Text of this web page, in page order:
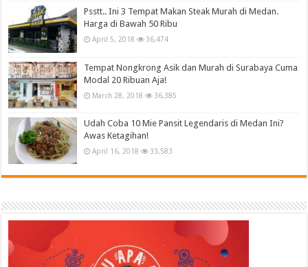
Psstt.. Ini 3 Tempat Makan Steak Murah di Medan.
Harga di Bawah 50 Ribu
April 5, 2018 36,474
Tempat Nongkrong Asik dan Murah di Surabaya Cuma
Modal 20 Ribuan Aja!
March 28, 2018 36,385
Udah Coba 10 Mie Pansit Legendaris di Medan Ini?
Awas Ketagihan!
April 16, 2018 33,583